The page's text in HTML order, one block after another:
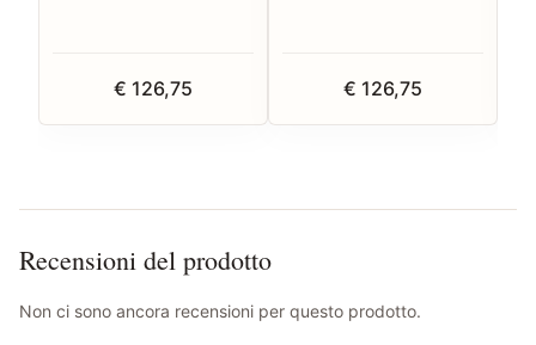
€ 126,75 € 126,75
Recensioni del prodotto
Non ci sono ancora recensioni per questo prodotto.